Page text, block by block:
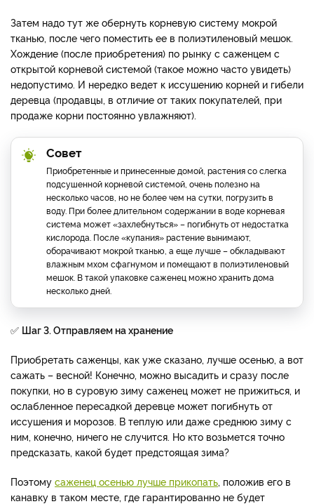
Затем надо тут же обернуть корневую систему мокрой
тканью, после чего поместить ее в полиэтиленовый мешок.
Хождение (после приобретения) по рынку с саженцем с
открытой корневой системой (такое можно часто увидеть)
недопустимо. И нередко ведет к иссушению корней и гибели
деревца (продавцы, в отличие от таких покупателей, при
продаже корни постоянно увлажняют).
Совет
Приобретенные и принесенные домой, растения со слегка
подсушенной корневой системой, очень полезно на
несколько часов, но не более чем на сутки, погрузить в
воду. При более длительном содержании в воде корневая
система может «захлебнуться» – погибнуть от недостатка
кислорода. После «купания» растение вынимают,
оборачивают мокрой тканью, а еще лучше – обкладывают
влажным мхом сфагнумом и помещают в полиэтиленовый
мешок. В такой упаковке саженец можно хранить дома
несколько дней.
✅ Шаг 3. Отправляем на хранение
Приобретать саженцы, как уже сказано, лучше осенью, а вот
сажать – весной! Конечно, можно высадить и сразу после
покупки, но в суровую зиму саженец может не прижиться, и
ослабленное пересадкой деревце может погибнуть от
иссушения и морозов. В теплую или даже среднюю зиму с
ним, конечно, ничего не случится. Но кто возьмется точно
предсказать, какой будет предстоящая зима?
Поэтому саженец осенью лучше прикопать, положив его в
канавку в таком месте, где гарантированно не будет